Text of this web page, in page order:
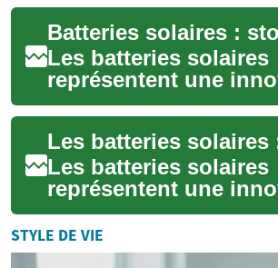
du stockage
les maisons....
Les batteries solaires
représentent une
majeure dans le
stockage d'énergie
habitations...
Les batteries solaires
représentent une
majeure dans le
stockage d'énergie
habitations...
STYLE DE VIE